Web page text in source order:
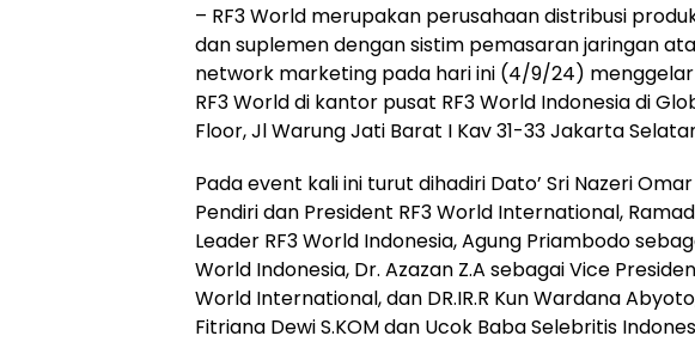
– RF3 World merupakan perusahaan distribusi
dan suplemen dengan sistim pemasaran jaringan
network marketing pada hari ini (4/9/24) menggelar
RF3 World di kantor pusat RF3 World Indonesia di
Floor, Jl Warung Jati Barat I Kav 31-33 Jakarta
Pada event kali ini turut dihadiri Dato’ Sri Nazeri
Pendiri dan President RF3 World International,
Leader RF3 World Indonesia, Agung Priambodo
World Indonesia, Dr. Azazan Z.A sebagai Vice
World International, dan DR.IR.R Kun Wardana
Fitriana Dewi S.KOM dan Ucok Baba Selebritis